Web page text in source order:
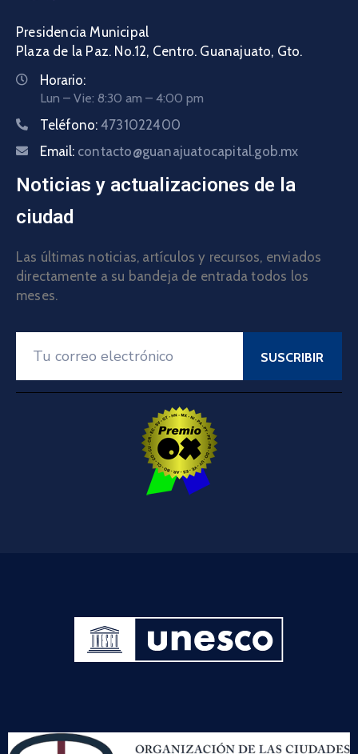
Presidencia Municipal
Plaza de la Paz. No.12, Centro. Guanajuato, Gto.
Horario:
Lun – Vie: 8:30 am – 4:00 pm
Teléfono: 4731022400
Email: contacto@guanajuatocapital.gob.mx
Noticias y actualizaciones de la
ciudad
Las últimas noticias, artículos y recursos, enviados
directamente a su bandeja de entrada todos los
meses.